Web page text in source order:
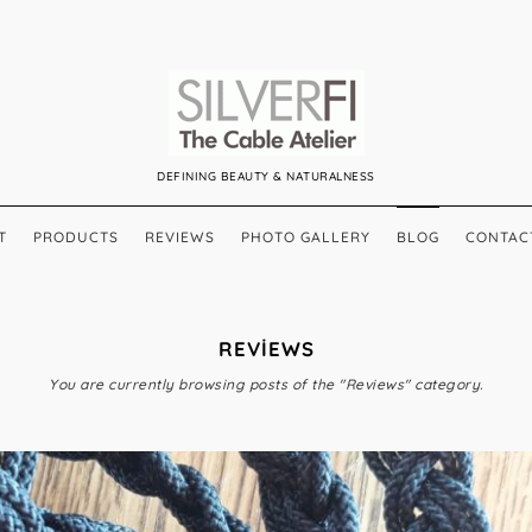
DEFINING BEAUTY & NATURALNESS
PRODUCTS REVIEWS PHOTO GALLERY BLOG
REVIEWS
You are currently browsing posts of the "Reviews" category.